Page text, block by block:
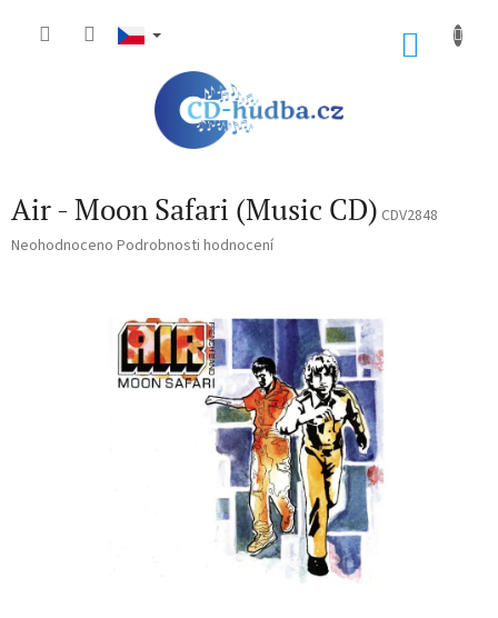
Air - Moon Safari (Music CD) CDV2848
Průměrné
Neohodnoceno Podrobnosti hodnocení